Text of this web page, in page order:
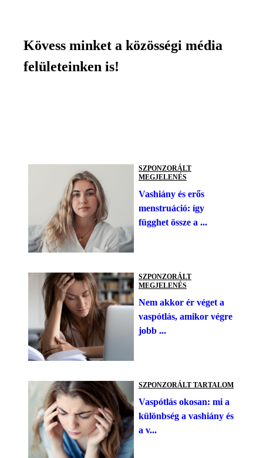
Kövess minket a közösségi média
felületeinken is!
SZPONZORÁLT
MEGJELENÉS
Vashiány és erős
menstruáció: így
függhet össze a ...
SZPONZORÁLT
MEGJELENÉS
Nem akkor ér véget a
vaspótlás, amikor végre
jobb ...
SZPONZORÁLT TARTALOM
Vaspótlás okosan: mi a
különbség a vashiány és
a v...